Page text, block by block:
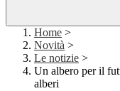
Home >
Novità >
Le notizie >
Un albero per il
alberi